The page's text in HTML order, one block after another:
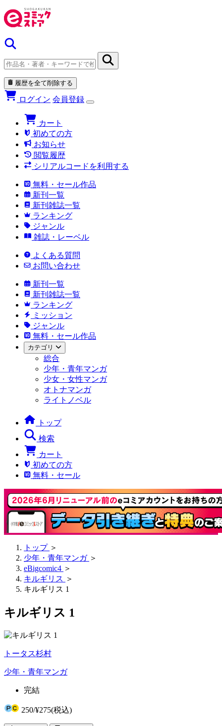
履歴を全て削除する
ログイン 会員登録
カート
初めての方
お知らせ
閲覧履歴
シリアルコードを利用する
無料・セール作品
新刊一覧
新刊雑誌一覧
ランキング
ジャンル
雑誌・レーベル
よくある質問
お問い合わせ
新刊一覧
新刊雑誌一覧
ランキング
ミッション
ジャンル
無料・セール作品
カテゴリ
総合
少年・青年マンガ
少女・女性マンガ
オトナマンガ
ライトノベル
トップ
検索
カート
初めての方
無料・セール
トップ ＞
少年・青年マンガ ＞
eBigcomic4 ＞
キルギリス ＞
キルギリス 1
キルギリス 1
トータス杉村
少年・青年マンガ
完結
250/¥275(税込)